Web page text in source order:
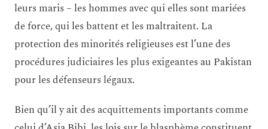
leurs maris – les hommes avec qui elles sont mariées
de force, qui les battent et les maltraitent. La
protection des minorités religieuses est l’une des
procédures judiciaires les plus exigeantes au Pakistan
pour les défenseurs légaux.
Bien qu’il y ait des acquittements importants comme